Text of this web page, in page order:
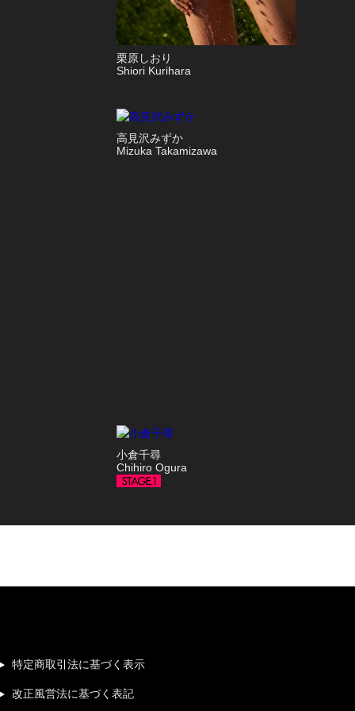
栗原しおり
Shiori Kurihara
高見沢みずか
Mizuka Takamizawa
小倉千尋
Chihiro Ogura
特定商取引法に基づく表示
改正風営法に基づく表記